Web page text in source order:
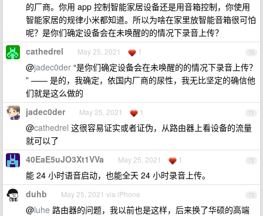
的厂商。你用 app 控制智能家居设备还是用音箱控制，你使用
智能家居的规律小米都知道。所以为啥在家里放智能音箱很可怕
呢？是你们确定设备会在未唤醒的的情况下录音上传？
70
cathedrel May 25, 2021 1
@jadec0der “是你们确定设备会在未唤醒的的情况下录音上传？
” —— 是的，我确定，依国内厂商的尿性，我无比坚定的确信他
们就是这么做的
71
jadec0der May 25, 2021 1
@cathedrel 这很容易证实或者证伪，从路由器上看设备的流量
就可以了
72
40EaE5uJO3Xt1VVa May 25, 2021 1
能 24 小时语音启动，也能全天 24 小时录音上传。
73
duhb May 25, 2021 via iPhone
@luhe 路由器的问题，我以前也是这样，后来换了华硕的高端